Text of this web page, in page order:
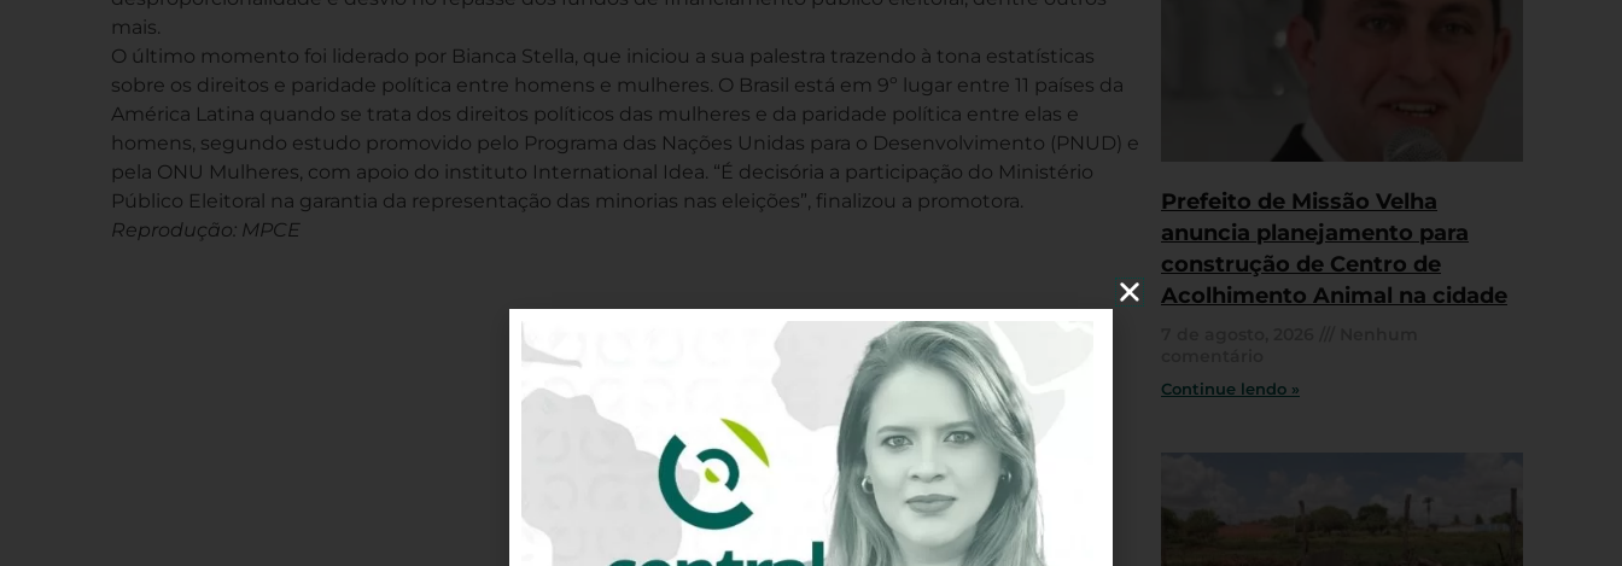
mais.
O último momento foi liderado por Bianca Stella, que iniciou a sua palestra trazendo à tona estatísticas
sobre os direitos e paridade política entre homens e mulheres. O Brasil está em 9º lugar entre 11 países da
América Latina quando se trata dos direitos políticos das mulheres e da paridade política entre elas e
homens, segundo estudo promovido pelo Programa das Nações Unidas para o Desenvolvimento (PNUD) e
pela ONU Mulheres, com apoio do instituto International Idea. “É decisória a participação do Ministério
Público Eleitoral na garantia da representação das minorias nas eleições”, finalizou a promotora.
Reprodução: MPCE
Prefeito de Missão Velha
anuncia planejamento para
construção de Centro de
Acolhimento Animal na cidade
Continue lendo »